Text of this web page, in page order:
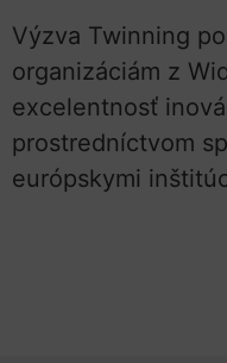
Výzva Twinning
organizáciám z
excelentnosť
prostredníctvom
európskymi